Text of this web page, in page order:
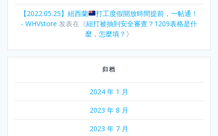
【2022.05.25】紐西蘭
打工度假開放時間提前，一帖通！
- WHVstore 发表在《紐打被抽到安全審查？1209表格是什
麼，怎麼填？ 》
归档
2024 年 1 月
2023 年 8 月
2023 年 7 月